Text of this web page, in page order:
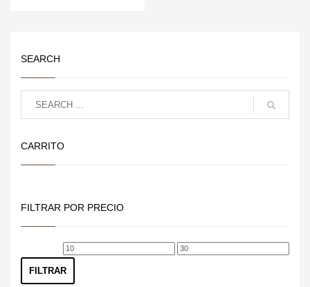
SEARCH
CARRITO
FILTRAR POR PRECIO
Precio
mínimo
Precio
FILTRAR